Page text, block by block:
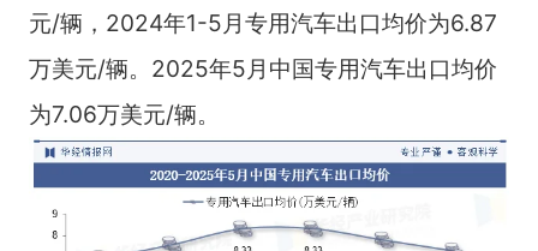
元/辆，2024年1-5月专用汽车出口均价为6.87
万美元/辆。2025年5月中国专用汽车出口均价
为7.06万美元/辆。